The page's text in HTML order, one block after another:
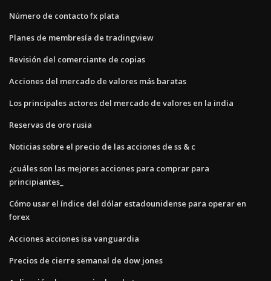
Número de contacto fx plata
Planes de membresía de tradingview
Revisión del comerciante de copias
Acciones del mercado de valores más baratas
Los principales actores del mercado de valores en la india
Reservas de oro rusia
Noticias sobre el precio de las acciones de ss & c
¿cuáles son las mejores acciones para comprar para
principiantes_
Cómo usar el índice del dólar estadounidense para operar en
forex
Acciones acciones isa vanguardia
Precios de cierre semanal de dow jones